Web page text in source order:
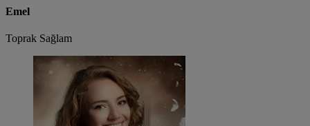
Emel
Toprak Sağlam